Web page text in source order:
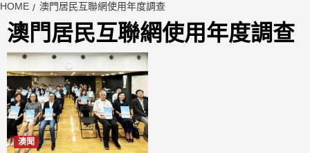
HOME 澳門居民互聯網使用年度調查
澳門居民互聯網使用年度調查
澳聞